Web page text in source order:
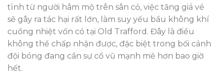
tình từ người hâm mộ trên sân cỏ, việc tăng giá vé
sẽ gây ra tác hại rất lớn, làm suy yếu bầu không khí
cuồng nhiệt vốn có tại Old Trafford. Đây là điều
không thể chấp nhận được, đặc biệt trong bối cảnh
đội bóng đang cần sự cổ vũ mạnh mẽ hơn bao giờ
hết.